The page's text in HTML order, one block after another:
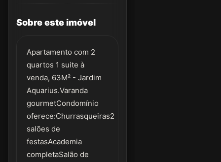
Sobre este imóvel
Apartamento com 2
quartos 1 suite à
venda, 63M² - Jardim
Aquarius.Varanda
gourmetCondomínio
oferece:Churrasqueiras2
salões de
festasAcademia
completaSalão de